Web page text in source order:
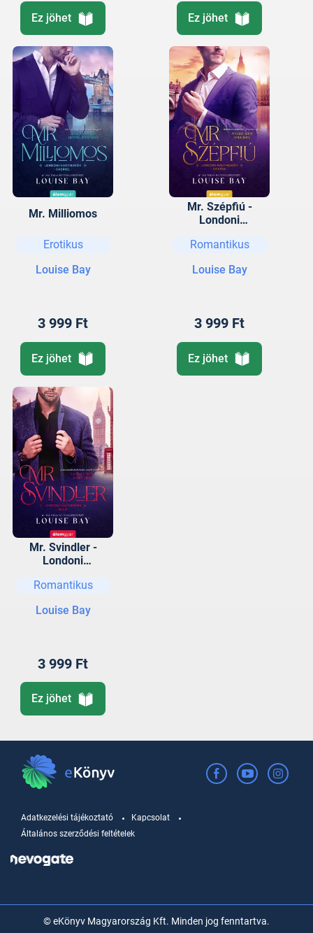
Ez jöhet Ez jöhet
Mr. Milliomos
Erotikus
Louise Bay
3 999 Ft
Ez jöhet
Mr. Szépfiú -
Londoni
sorozat (2.)
Romantikus
Louise Bay
3 999 Ft
Ez jöhet
Mr. Svindler -
Londoni
sorozat (1.)
Romantikus
Louise Bay
3 999 Ft
Ez jöhet
Adatkezelési tájékoztató
Kapcsolat
Általános szerződési feltételek
© eKönyv Magyarország Kft. Minden jog fenntartva.